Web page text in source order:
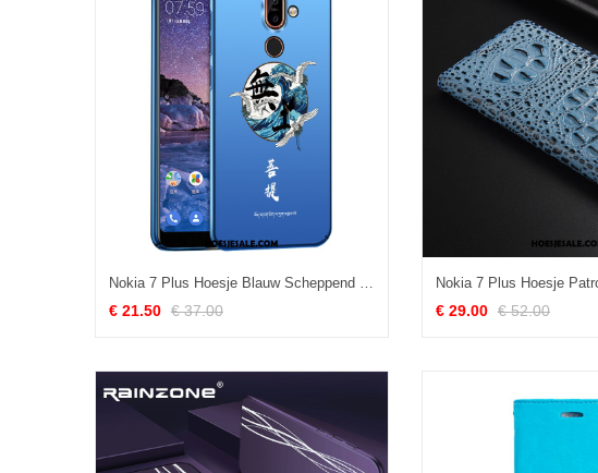
Nokia 7 Plus Hoesje Blauw Scheppend Mobiele Telefoon Persoonlijk Schrobben Sale
€ 21.50 € 37.00 € 29.00 € 52.00